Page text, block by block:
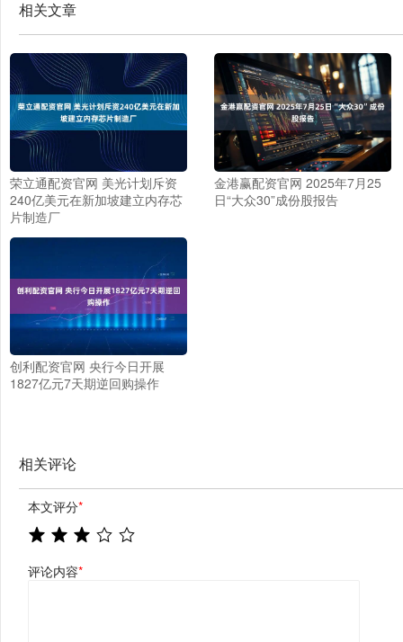
相关文章
荣立通配资官网 美光计划斥资
240亿美元在新加坡建立内存芯
片制造厂
金港赢配资官网 2025年7月25
日“大众30”成份股报告
创利配资官网 央行今日开展
1827亿元7天期逆回购操作
相关评论
本文评分*
评论内容*